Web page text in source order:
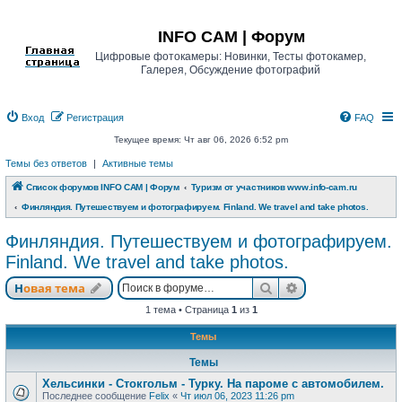
INFO CAM | Форум
Цифровые фотокамеры: Новинки, Тесты фотокамер,
Галерея, Обсуждение фотографий
Вход Регистрация FAQ
Текущее время: Чт авг 06, 2026 6:52 pm
Темы без ответов | Активные темы
Список форумов INFO CAM | Форум
Туризм от участников www.info-cam.ru
Финляндия. Путешествуем и фотографируем. Finland. We travel and take photos.
Финляндия. Путешествуем и фотографируем.
Finland. We travel and take photos.
Новая тема
Новаятема ПоискРасширенный
1 тема • Страница 1 из 1
Темы
Темы
Хельсинки - Стокгольм - Турку. На пароме с автомобилем.
Последнее сообщение Felix « Чт июл 06, 2023 11:26 pm